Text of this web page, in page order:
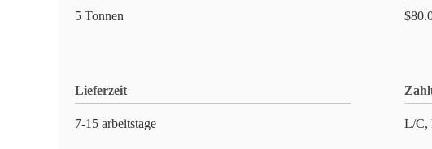
5 Tonnen
Lieferzeit
7-15 arbeitstage L/C,